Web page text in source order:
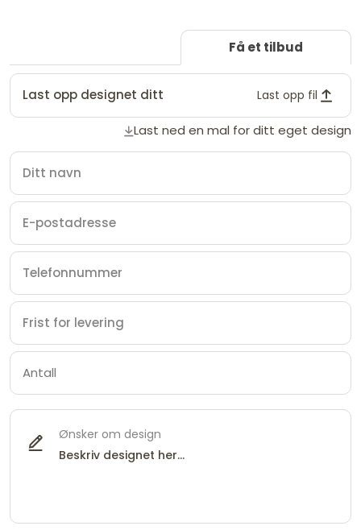
Få et tilbud
Last opp designet ditt Last opp fil
Last ned en mal for ditt eget design
Ønsker om design